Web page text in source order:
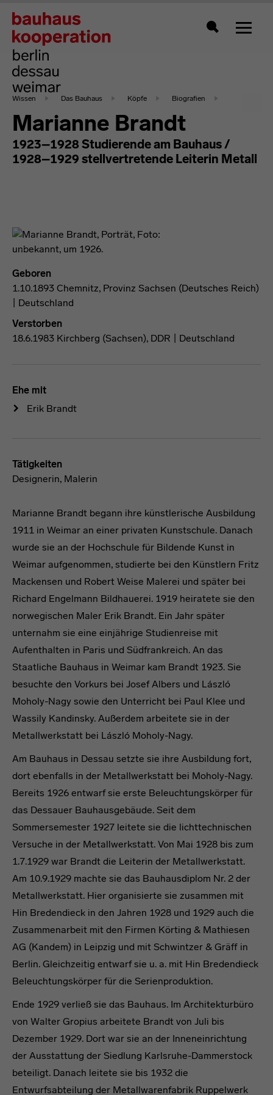
Zeigt
Wissen Das Bauhaus Köpfe Biografien
Marianne Brandt
1923–1928 Studierende am Bauhaus /
1928–1929 stellvertretende Leiterin Metall
Geboren
1.10.1893 Chemnitz, Provinz Sachsen (Deutsches Reich)
| Deutschland
Verstorben
18.6.1983 Kirchberg (Sachsen), DDR | Deutschland
Ehe mit
Erik Brandt
Tätigkeiten
Designerin, Malerin
Marianne Brandt begann ihre künstlerische Ausbildung
1911 in Weimar an einer privaten Kunstschule. Danach
wurde sie an der Hochschule für Bildende Kunst in
Weimar aufgenommen, studierte bei den Künstlern Fritz
Mackensen und Robert Weise Malerei und später bei
Richard Engelmann Bildhauerei. 1919 heiratete sie den
norwegischen Maler Erik Brandt. Ein Jahr später
unternahm sie eine einjährige Studienreise mit
Aufenthalten in Paris und Südfrankreich. An das
Staatliche Bauhaus in Weimar kam Brandt 1923. Sie
besuchte den Vorkurs bei Josef Albers und László
Moholy-Nagy sowie den Unterricht bei Paul Klee und
Wassily Kandinsky. Außerdem arbeitete sie in der
Metallwerkstatt bei László Moholy-Nagy.
Am Bauhaus in Dessau setzte sie ihre Ausbildung fort,
dort ebenfalls in der Metallwerkstatt bei Moholy-Nagy.
Bereits 1926 entwarf sie erste Beleuchtungskörper für
das Dessauer Bauhausgebäude. Seit dem
Sommersemester 1927 leitete sie die lichttechnischen
Versuche in der Metallwerkstatt. Von Mai 1928 bis zum
1.7.1929 war Brandt die Leiterin der Metallwerkstatt.
Am 10.9.1929 machte sie das Bauhausdiplom Nr. 2 der
Metallwerkstatt. Hier organisierte sie zusammen mit
Hin Bredendieck in den Jahren 1928 und 1929 auch die
Zusammenarbeit mit den Firmen Körting & Mathiesen
AG (Kandem) in Leipzig und mit Schwintzer & Gräff in
Berlin. Gleichzeitig entwarf sie u. a. mit Hin Bredendieck
Beleuchtungskörper für die Serienproduktion.
Ende 1929 verließ sie das Bauhaus. Im Architekturbüro
von Walter Gropius arbeitete Brandt von Juli bis
Dezember 1929. Dort war sie an der Inneneinrichtung
der Ausstattung der Siedlung Karlsruhe-Dammerstock
beteiligt. Danach leitete sie bis 1932 die
Entwurfsabteilung der Metallwarenfabrik Ruppelwerk